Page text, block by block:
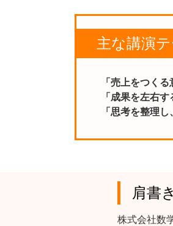
主な講演
「売上をつく
「成果を左右
「思考を整理
肩書き
株式会社数